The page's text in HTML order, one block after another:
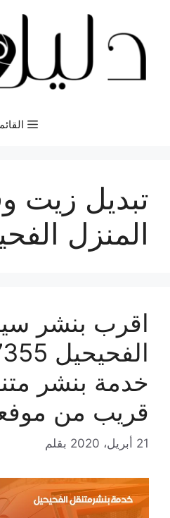
المحتوى
تبديل زيت
المنزل
اقرب بنشر
خدمة بنشر
قريب من
21 أبريل، 2020 بقلم